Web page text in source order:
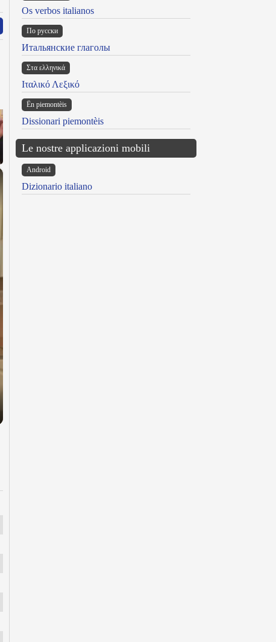
Os verbos italianos
По русски
Итальянские глаголы
Στα ελληνικά
Ιταλικό Λεξικό
Ën piemontèis
Dissionari piemontèis
Le nostre applicazioni mobili
Android
Dizionario italiano